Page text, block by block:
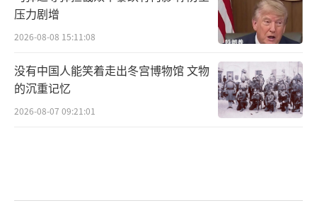
压力剧增
2026-08-08 15:11:08
没有中国人能笑着走出冬宫博物馆 文物
的沉重记忆
2026-08-07 09:21:01